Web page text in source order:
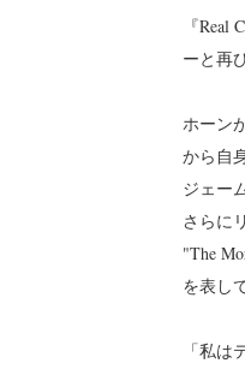
『
ーと再
ホーン
から自
ジェー
さらに
"The
を表し
「私